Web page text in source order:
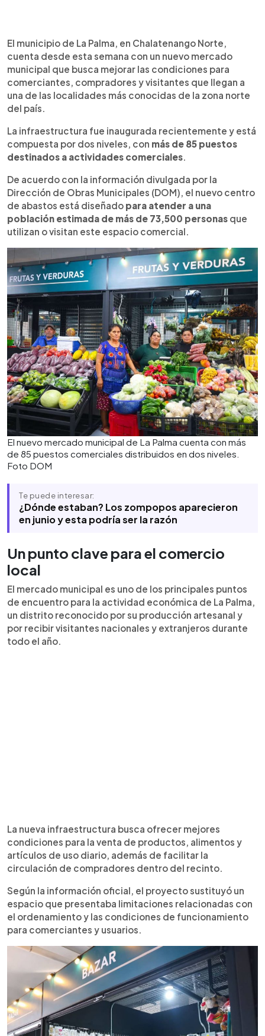
► Escuchar artículo
La Palma, en Chalatenango Norte, inauguró un
nuevo mercado municipal que cuenta con dos
niveles y más de 85 puestos comerciales. La
infraestructura busca mejorar las condiciones
para comerciantes, compradores y visitantes en
uno de los principales centros de actividad
divulgada por la Dirección de Obras Municipales,
el proyecto beneficiará a una población estimada
de más de 73,500 personas. El mercado ya se
espacios que impulsan el comercio local en una
localidad reconocida por su producción artesanal
y por atraer turismo nacional e internacional.
El municipio de La Palma, en Chalatenango Norte,
cuenta desde esta semana con un nuevo mercado
municipal que busca mejorar las condiciones para
comerciantes, compradores y visitantes que llegan a
una de las localidades más conocidas de la zona norte
del país.
La infraestructura fue inaugurada recientemente y está
compuesta por dos niveles, con más de 85 puestos
destinados a actividades comerciales.
De acuerdo con la información divulgada por la
Dirección de Obras Municipales (DOM), el nuevo centro
de abastos está diseñado para atender a una
población estimada de más de 73,500 personas que
utilizan o visitan este espacio comercial.
El nuevo mercado municipal de La Palma cuenta con más
de 85 puestos comerciales distribuidos en dos niveles.
Foto DOM
Te puede interesar:
¿Dónde estaban? Los zompopos aparecieron
en junio y esta podría ser la razón
Un punto clave para el comercio
local
El mercado municipal es uno de los principales puntos
de encuentro para la actividad económica de La Palma,
un distrito reconocido por su producción artesanal y
por recibir visitantes nacionales y extranjeros durante
todo el año.
La nueva infraestructura busca ofrecer mejores
condiciones para la venta de productos, alimentos y
artículos de uso diario, además de facilitar la
circulación de compradores dentro del recinto.
Según la información oficial, el proyecto sustituyó un
espacio que presentaba limitaciones relacionadas con
el ordenamiento y las condiciones de funcionamiento
para comerciantes y usuarios.